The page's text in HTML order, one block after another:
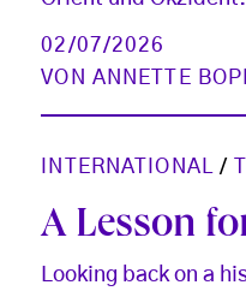
02/07/2026
VON ANNETTE
INTERNATIONAL /
A Lesson
Looking back on a